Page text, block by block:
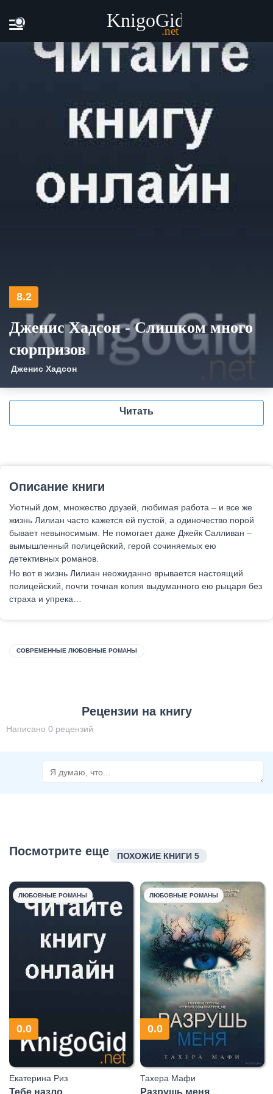
Главная Дженис Хадсон - Слишком много
8.2
Дженис Хадсон - Слишком много
сюрпризов
Дженис Хадсон
Читать
Описание книги
Уютный дом, множество друзей, любимая работа – и все же
жизнь Лилиан часто кажется ей пустой, а одиночество порой
бывает невыносимым. Не помогает даже Джейк Салливан –
вымышленный полицейский, герой сочиняемых ею
детективных романов.
Но вот в жизнь Лилиан неожиданно врывается настоящий
полицейский, почти точная копия выдуманного ею рыцаря без
страха и упрека…
СОВРЕМЕННЫЕ ЛЮБОВНЫЕ РОМАНЫ
Рецензии на книгу
Написано 0 рецензий
Посмотрите еще ПОХОЖИЕ КНИГИ 5
ЛЮБОВНЫЕ РОМАНЫ
0.0
Екатерина Риз
Тебе назло
ЛЮБОВНЫЕ РОМАНЫ
0.0
Тахера Мафи
Разрушь меня